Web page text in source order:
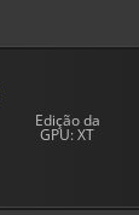
Edição da
GPU: XT